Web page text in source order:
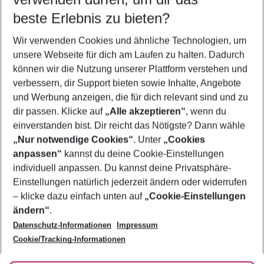
5-8 Nächte
2 Erwachsene Keine Kinder
Mehr Filter anzeigen
Footer
Footer navigation
Über uns
AGB
Bestpreisgarantie
Cookie-Einstellungen ändern
Cookie-Richtlinie
Agenturbetreuung
Barrierefreies Reisen
Folge uns
beste Erlebnis zu bieten?
Wir verwenden Cookies und ähnliche Technologien, um
unsere Webseite für dich am Laufen zu halten. Dadurch
können wir die Nutzung unserer Plattform verstehen und
verbessern, dir Support bieten sowie Inhalte, Angebote
und Werbung anzeigen, die für dich relevant sind und zu
dir passen. Klicke auf „Alle akzeptieren“, wenn du
einverstanden bist. Dir reicht das Nötigste? Dann wähle
„Nur notwendige Cookies“. Unter „Cookies
anpassen“ kannst du deine Cookie-Einstellungen
individuell anpassen. Du kannst deine Privatsphäre-
Einstellungen natürlich jederzeit ändern oder widerrufen
– klicke dazu einfach unten auf „Cookie-Einstellungen
ändern“.
Datenschutz-Informationen
Impressum
Cookie/Tracking-Informationen